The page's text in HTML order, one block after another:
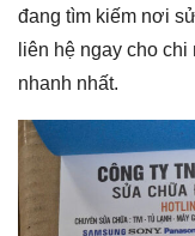
đang tìm kiếm nơi
liên hệ ngay cho
nhanh nhất.